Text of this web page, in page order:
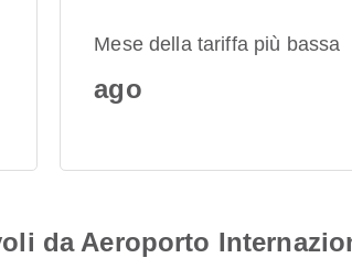
Mese della tariffa più bassa
ago
da Aeroporto